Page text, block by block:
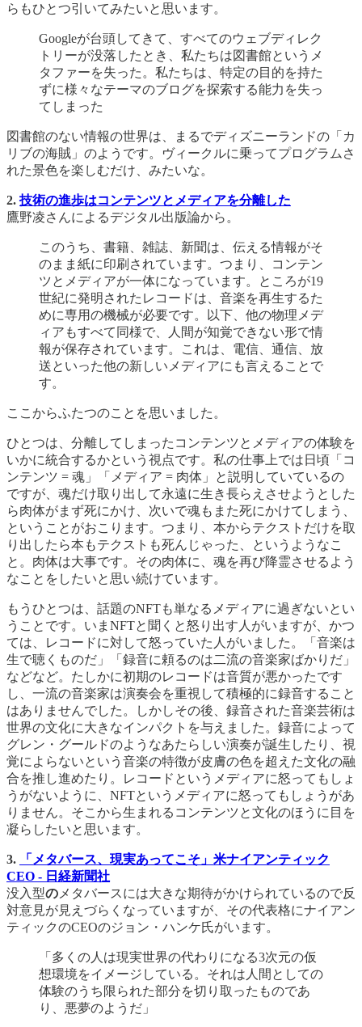
らもひとつ引いてみたいと思います。
Googleが台頭してきて、すべてのウェブディレク
トリーが没落したとき、私たちは図書館というメ
タファーを失った。私たちは、特定の目的を持た
ずに様々なテーマのブログを探索する能力を失っ
てしまった
図書館のない情報の世界は、まるでディズニーランドの「カ
リブの海賊」のようです。ヴィークルに乗ってプログラムさ
れた景色を楽しむだけ、みたいな。
2. 技術の進歩はコンテンツとメディアを分離した
鷹野凌さんによるデジタル出版論から。
このうち、書籍、雑誌、新聞は、伝える情報がそ
のまま紙に印刷されています。つまり、コンテン
ツとメディアが一体になっています。ところが19
世紀に発明されたレコードは、音楽を再生するた
めに専用の機械が必要です。以下、他の物理メデ
ィアもすべて同様で、人間が知覚できない形で情
報が保存されています。これは、電信、通信、放
送といった他の新しいメディアにも言えることで
す。
ここからふたつのことを思いました。
ひとつは、分離してしまったコンテンツとメディアの体験を
いかに統合するかという視点です。私の仕事上では日頃「コ
ンテンツ = 魂」「メディア = 肉体」と説明していているの
ですが、魂だけ取り出して永遠に生き長らえさせようとした
ら肉体がまず死にかけ、次いで魂もまた死にかけてしまう、
ということがおこります。つまり、本からテクストだけを取
り出したら本もテクストも死んじゃった、というようなこ
と。肉体は大事です。その肉体に、魂を再び降霊させるよう
なことをしたいと思い続けています。
もうひとつは、話題のNFTも単なるメディアに過ぎないとい
うことです。いまNFTと聞くと怒り出す人がいますが、かつ
ては、レコードに対して怒っていた人がいました。「音楽は
生で聴くものだ」「録音に頼るのは二流の音楽家ばかりだ」
などなど。たしかに初期のレコードは音質が悪かったです
し、一流の音楽家は演奏会を重視して積極的に録音すること
はありませんでした。しかしその後、録音された音楽芸術は
世界の文化に大きなインパクトを与えました。録音によって
グレン・グールドのようなあたらしい演奏が誕生したり、視
覚によらないという音楽の特徴が皮膚の色を超えた文化の融
合を推し進めたり。レコードというメディアに怒ってもしょ
うがないように、NFTというメディアに怒ってもしょうがあ
りません。そこから生まれるコンテンツと文化のほうに目を
凝らしたいと思います。
3.
「メタバース、現実あってこそ」米ナイアンティック
CEO - 日経新聞社
没入型の メタバースには大きな期待がかけられているので反
対意見が見えづらくなっていますが、その代表格にナイアン
ティックのCEOのジョン・ハンケ氏がいます。
「多くの人は現実世界の代わりになる3次元の仮
想環境をイメージしている。それは人間としての
体験のうち限られた部分を切り取ったものであ
り、悪夢のようだ」